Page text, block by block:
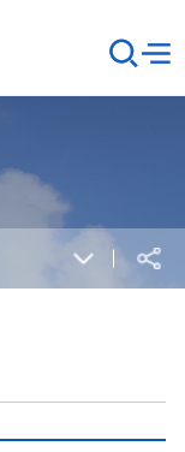
검
색
창
메뉴
공유